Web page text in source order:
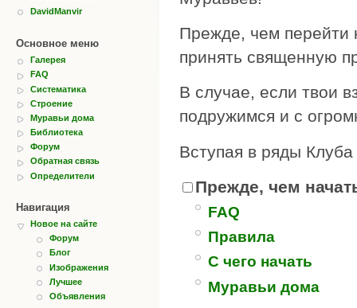
DavidManvir
Основное меню
Галерея
FAQ
Систематика
Строение
Муравьи дома
Библиотека
Форум
Обратная связь
Определители
Навигация
Новое на сайте
Форум
Блог
Изображения
Лучшее
Объявления
Прежде, чем перейти
принять священную
В случае, если твои
подружимся и с
Вступая в ряды
Прежде, чем
FAQ
Правила
С чего начать
Муравьи дома